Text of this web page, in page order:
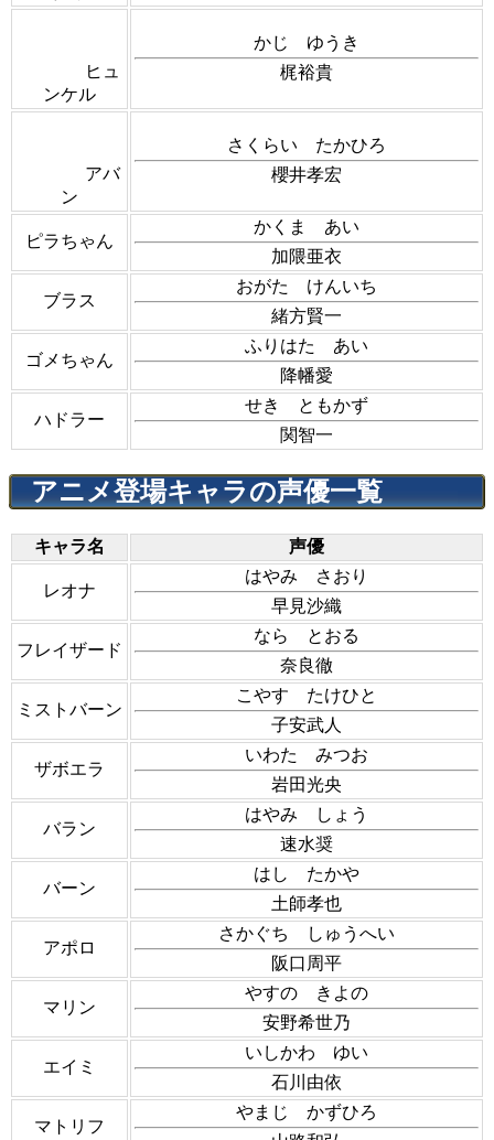
ヒュ
ンケル
かじ ゆうき
梶裕貴
アバ
ン
さくらい たかひろ
櫻井孝宏
ピラちゃん
かくま あい
加隈亜衣
ブラス
おがた けんいち
緒方賢一
ゴメちゃん
ふりはた あい
降幡愛
ハドラー
せき ともかず
関智一
アニメ登場キャラの声優一覧
キャラ名 声優
レオナ
はやみ さおり
早見沙織
フレイザード
なら とおる
奈良徹
ミストバーン
こやす たけひと
子安武人
ザボエラ
いわた みつお
岩田光央
バラン
はやみ しょう
速水奨
バーン
はし たかや
土師孝也
アポロ
さかぐち しゅうへい
阪口周平
マリン
やすの きよの
安野希世乃
エイミ
いしかわ ゆい
石川由依
マトリフ
やまじ かずひろ